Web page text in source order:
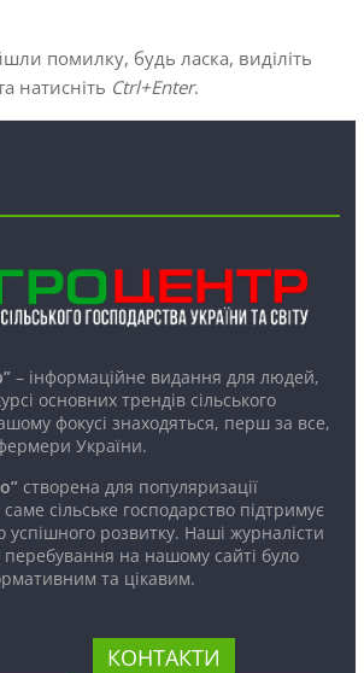
помилку, будь ласка, виділіть
натисніть Ctrl+Enter.
– інформаційне видання для людей,
основних трендів сільського
фокусі знаходяться, перш за все,
України.
створена для популяризації
сільське господарство підтримує
успішного розвитку. Наші журналісти
на нашому сайті було
та цікавим.
КОНТАКТИ